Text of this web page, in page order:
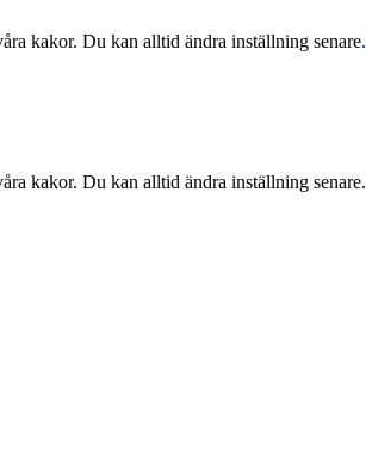
kakor. Du kan alltid ändra inställning senare.
kakor. Du kan alltid ändra inställning senare.